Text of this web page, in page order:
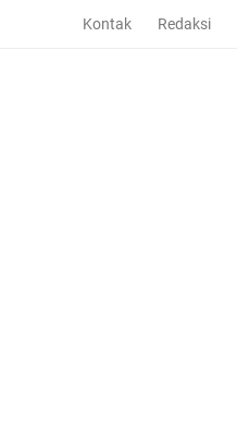
Kontak Redaksi